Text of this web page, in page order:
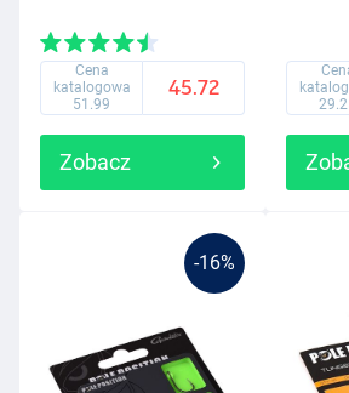
Cena
katalogowa
51.99
45.72
Zobacz
-16%